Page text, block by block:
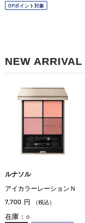
OPポイント対象
NEW ARRIVAL
ルナソル
アイカラーレーションＮ
7,700 円 （税込）
在庫：○